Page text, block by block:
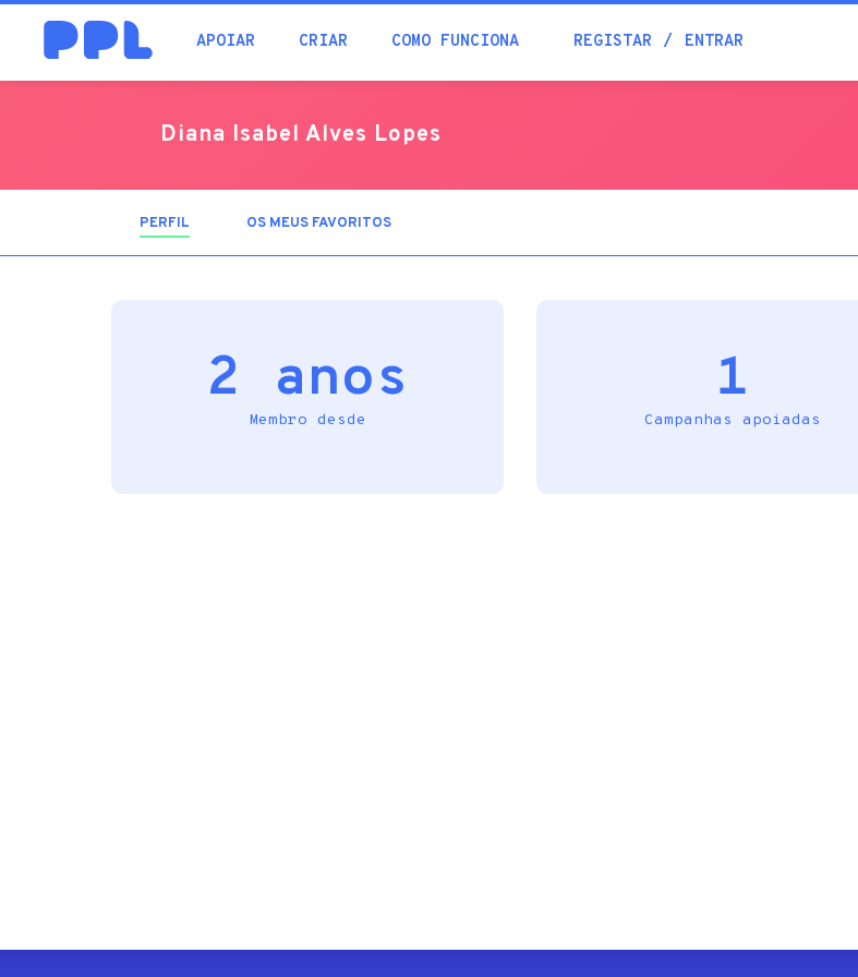
APOIAR CRIAR COMO FUNCIONA REGISTAR ENTRAR
procura
Diana Isabel Alves Lopes
PERFIL (SEPARADOROS MEUS FAVORITOS
2 anos
Membro desde
1
Campanhas apoiadas